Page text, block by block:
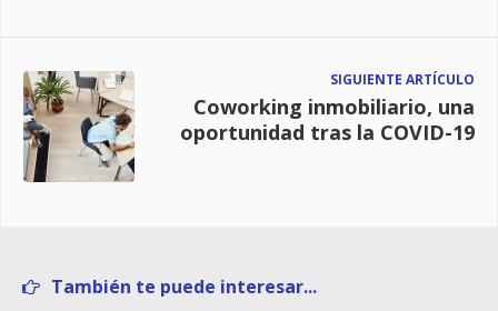
SIGUIENTE ARTÍCULO
Coworking inmobiliario, una
oportunidad tras la COVID-19
También te puede interesar...